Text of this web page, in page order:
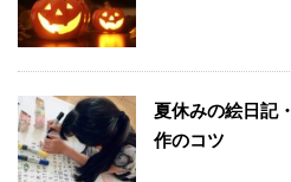
夏休みの絵日記
作のコツ